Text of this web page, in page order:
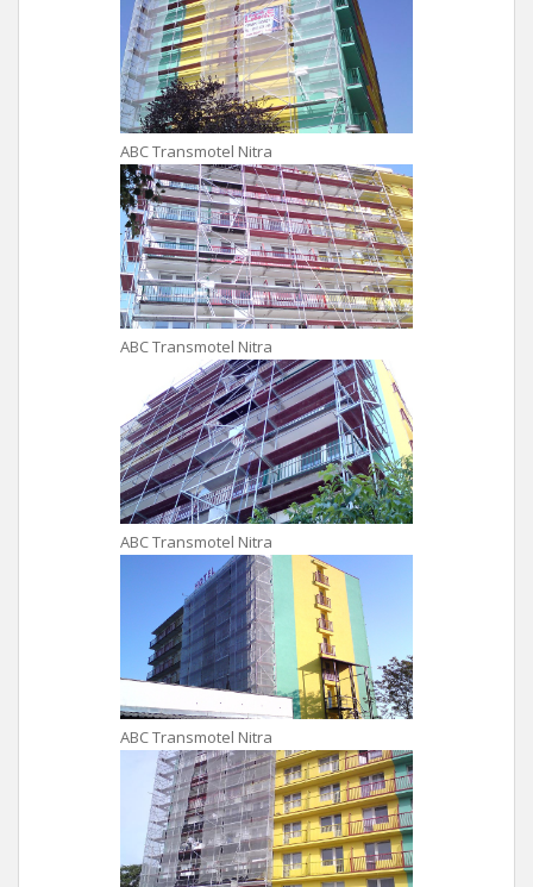
ABC Transmotel Nitra
ABC Transmotel Nitra
ABC Transmotel Nitra
ABC Transmotel Nitra